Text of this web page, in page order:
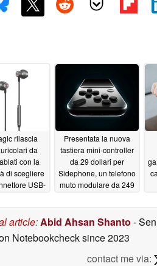
rilascia
da
con la
di scegliere
USB-
Presentata la nuova
tastiera mini-controller
da 29 dollari per
Sidephone, un telefono
muto modulare da 249
article:Abid Ahsan Shanto -
Notebookchecksince 2023
contact me via: